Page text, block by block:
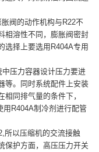
阀的动作机构与R22不
相溶性不同，膨胀阀密封
选择上要选用R404A专用
压力容器设计压力要进
等。同时系统配件上安装
同排气量的条件下，
用R404A制冷剂进行配管
所以压缩机的交流接触
保护方面，高压压力开关